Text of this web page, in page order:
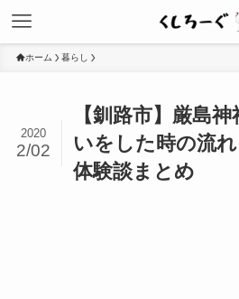
ホーム 暮らし
【釧路市】厳島
いをした時の流れ
体験談まとめ
2020
2/02